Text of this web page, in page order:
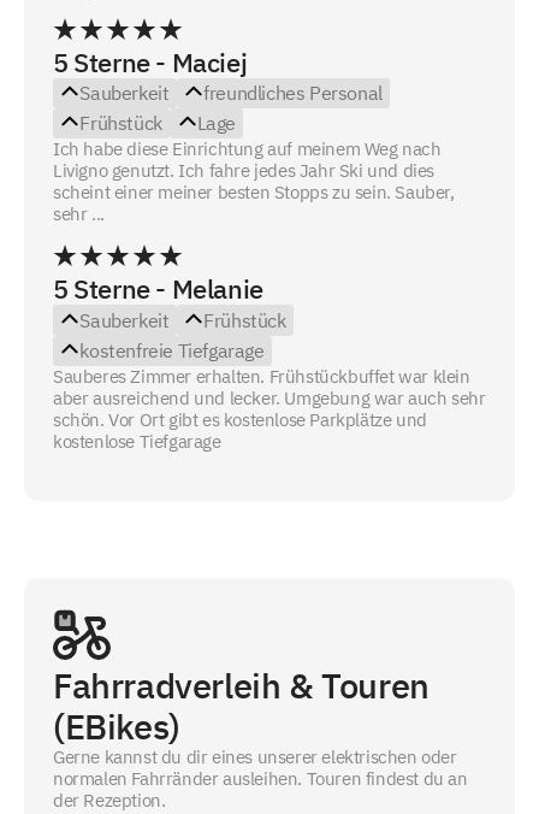
5 Sterne - Maciej
Sauberkeit
freundliches Personal
Frühstück
Lage
Ich habe diese Einrichtung auf meinem Weg nach
Livigno genutzt. Ich fahre jedes Jahr Ski und dies
scheint einer meiner besten Stopps zu sein. Sauber,
sehr ...
5 Sterne - Melanie
Sauberkeit
Frühstück
kostenfreie Tiefgarage
Sauberes Zimmer erhalten. Frühstückbuffet war klein
aber ausreichend und lecker. Umgebung war auch sehr
schön. Vor Ort gibt es kostenlose Parkplätze und
kostenlose Tiefgarage
Fahrradverleih & Touren
(EBikes)
Gerne kannst du dir eines unserer elektrischen oder
normalen Fahrränder ausleihen. Touren findest du an
der Rezeption.